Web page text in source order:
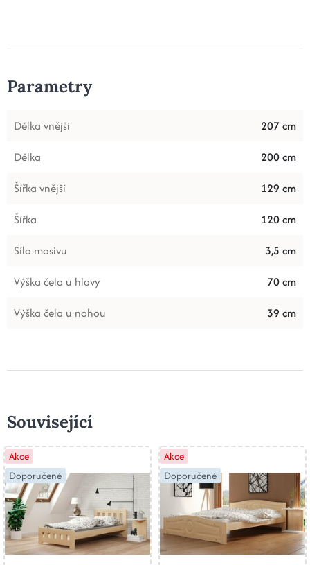
Parametry
Délka vnější
207 cm
Délka
200 cm
Šířka vnější
129 cm
Šířka
120 cm
Síla masivu
3,5 cm
Výška čela u hlavy
70 cm
Výška čela u nohou
39 cm
Související
Akce
Doporučené
Akce
Doporučené